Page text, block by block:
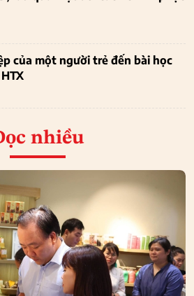
của một người trẻ đến bài học
nhiều